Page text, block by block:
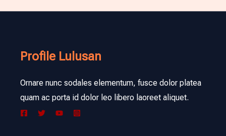
Profile Lulusan
Ornare nunc sodales elementum, fusce dolor platea
quam ac porta id dolor leo libero laoreet aliquet.